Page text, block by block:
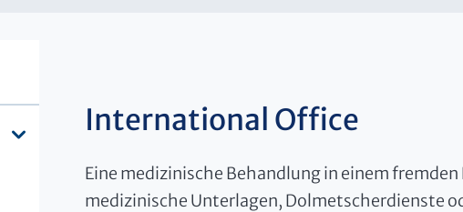
International Office
Eine medizinische Behandlung in einem
medizinische Unterlagen, Dolmetscherdienste